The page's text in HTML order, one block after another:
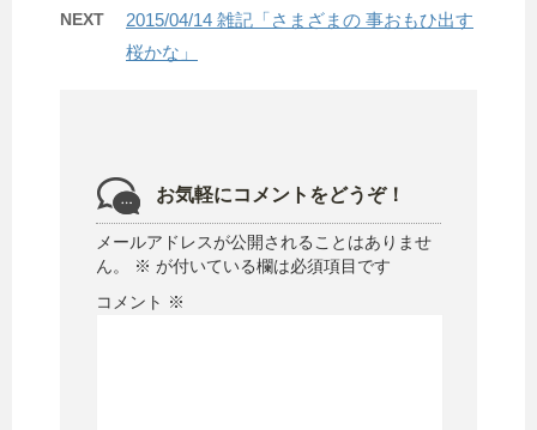
NEXT
2015/04/14 雑記「さまざまの 事おもひ出す
桜かな」
お気軽にコメントをどうぞ！
メールアドレスが公開されることはありませ
ん。
※ が付いている欄は必須項目です
コメント ※